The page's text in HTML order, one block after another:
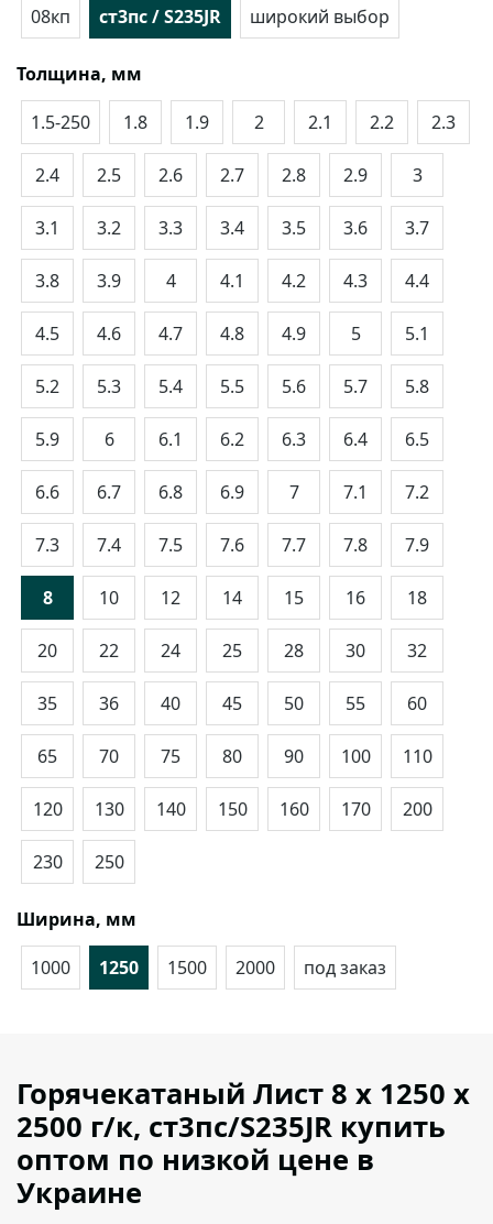
08кп
ст3пс / S235JR широкий выбор
Толщина, мм
1.5-250
1.8 1.9 2 2.1 2.2 2.3
2.4 2.5 2.6 2.7 2.8 2.9 3
3.1 3.2 3.3 3.4 3.5 3.6 3.7
3.8 3.9 4 4.1 4.2 4.3 4.4
4.5 4.6 4.7 4.8 4.9 5 5.1
5.2 5.3 5.4 5.5 5.6 5.7 5.8
5.9 6 6.1 6.2 6.3 6.4 6.5
6.6 6.7 6.8 6.9 7 7.1 7.2
7.3 7.4 7.5 7.6 7.7 7.8 7.9
8 10 12 14 15 16 18
20 22 24 25 28 30 32
35 36 40 45 50 55 60
65 70 75 80 90 100 110
120 130 140 150 160 170 200
230 250
Ширина, мм
1000
1250 1500 2000 под заказ
Горячекатаный Лист 8 х 1250 х
2500 г/к, ст3пс/S235JR купить
оптом по низкой цене в
Украине